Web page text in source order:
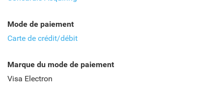
Mode de paiement
Carte de crédit/débit
Marque du mode de paiement
Visa Electron